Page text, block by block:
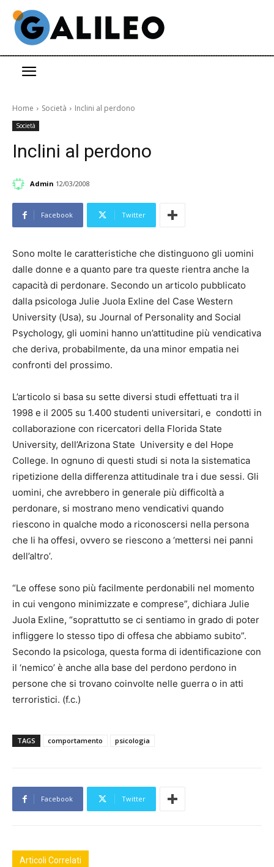
Home Società Inclini al perdono
Società
Inclini al perdono
Admin 12/03/2008
Facebook Twitter
Sono molte le caratteristiche che distinguono gli uomini
dalle donne e a quanto pare tra queste rientra anche la
capacità di perdonare. Secondo un articolo pubblicato
dalla psicologa Julie Juola Exline del Case Western
University (Usa), su Journal of Personality and Social
Psychology, gli uomini hanno un’attitudine più vendicativa
che deriva, probabilmente, da una minor empatia nei
confronti del prossimo.
L’articolo si basa su sette diversi studi effettuati tra il
1998 e il 2005 su 1.400 studenti universitari, e condotti in
collaborazione con ricercatori della Florida State
University, dell’Arizona State University e del Hope
College. In ognuno di questi studi si nota la sistematica
ripetizione della differenza attitudinale tra i due sessi. Gli
uomini, che avrebbero in generale più difficoltà a
perdonare, si mostrano meno vendicativi quando
riescono in qualche modo a riconoscersi nella persona
che li ha offesi, ovvero se riescono a ‘mettersi nei panni
dell’altro’.
“Le offese sono più facilmente perdonabili nel momento
in cui vengono minimizzate e comprese”, dichiara Julie
Juola Exline, “soprattutto se ci sentiamo in grado di poter
infliggere lo stesso tipo di offesa che abbiamo subito”.
Secondo la psicologa, questa forma di identificazione con
il ‘nemico’ è anche alla base del perdono perdono in
persone che si trovano coinvolte nelle guerra o in atti
terroristici. (f.c.)
TAGS comportamento psicologia
Facebook Twitter
Articoli Correlati